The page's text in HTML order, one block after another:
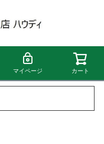
マイページ カート